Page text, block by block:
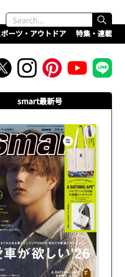
ーツ・アウトドア 特集・連載
smart最新号